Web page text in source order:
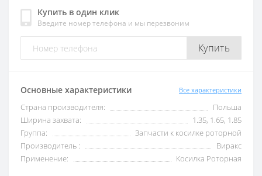
Купить в один клик
Введите номер телефона и мы перезвоним
Купить
Основные характеристики Все характеристики
Страна производителя:
Польша
Ширина захвата:
1.35, 1.65, 1.85
Группа:
Запчасти к косилке роторной
Производитель :
Виракс
Применение:
Косилка Роторная